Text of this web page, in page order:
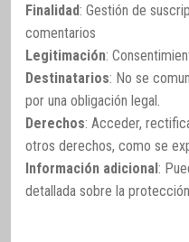
Finalidad: Gestión de
comentarios
Legitimación:
Destinatarios: No se
por una obligación legal.
Derechos: Acceder,
otros derechos, como se
Información adicional:
detallada sobre la